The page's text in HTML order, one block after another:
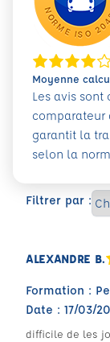
Filtrer par :
ALEXANDRE B.
Formation :
Date : 17/03/
difficile de les
Moyenne
Les avis
comparateur
garantit la
selon la